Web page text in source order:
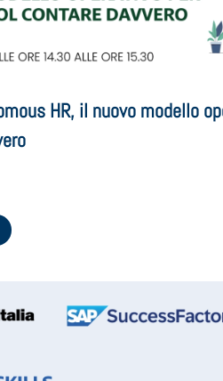
HR, il nuovo modello